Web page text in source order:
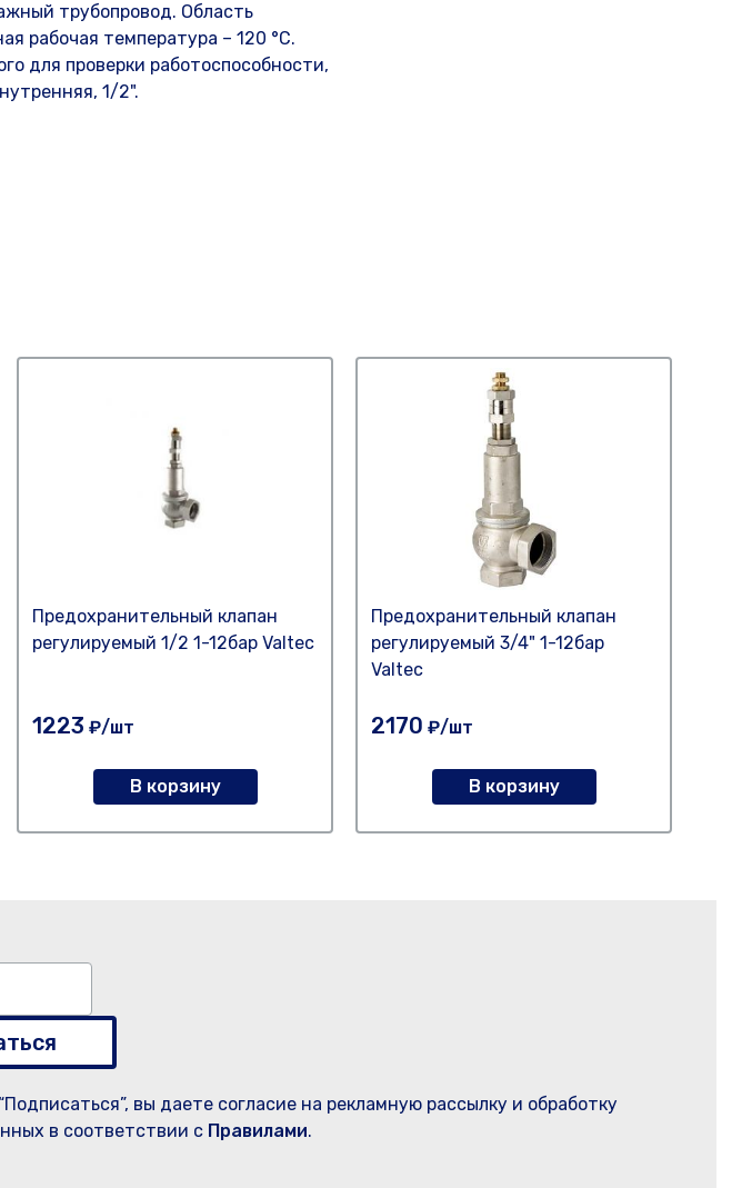
трубопровод. Область
рабочая температура – 120 °С.
для проверки работоспособности,
1/2".
Предохранительный клапан
регулируемый 1/2 1-12бар Valtec
1223 ₽/шт
В корзину
Предохранительный клапан
регулируемый 3/4" 1-12бар
Valtec
2170 ₽/шт
В корзину
вы даете согласие на рекламную рассылку и обработку
в соответствии с Правилами.